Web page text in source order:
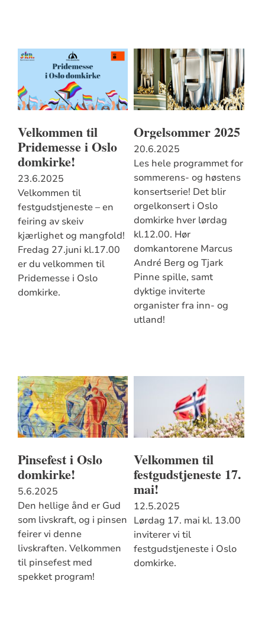
Velkommen til
Pridemesse i Oslo
domkirke!
23.6.2025
Velkommen til
festgudstjeneste – en
feiring av skeiv
kjærlighet og mangfold!
Fredag 27.juni kl.17.00
er du velkommen til
Pridemesse i Oslo
domkirke.
Orgelsommer 2025
20.6.2025
Les hele programmet for
sommerens- og høstens
konsertserie! Det blir
orgelkonsert i Oslo
domkirke hver lørdag
kl.12.00. Hør
domkantorene Marcus
André Berg og Tjark
Pinne spille, samt
dyktige inviterte
organister fra inn- og
utland!
Pinsefest i Oslo
domkirke!
5.6.2025
Den hellige ånd er Gud
som livskraft, og i pinsen
feirer vi denne
livskraften. Velkommen
til pinsefest med
spekket program!
Velkommen til
festgudstjeneste 17.
mai!
12.5.2025
Lørdag 17. mai kl. 13.00
inviterer vi til
festgudstjeneste i Oslo
domkirke.